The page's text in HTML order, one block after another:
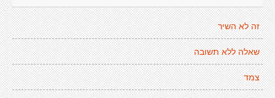
זה לא השיר
שאלה ללא תשובה
צמד